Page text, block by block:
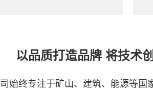
以品质打造品牌 将技术
始终专注于矿山、建筑、能源等国